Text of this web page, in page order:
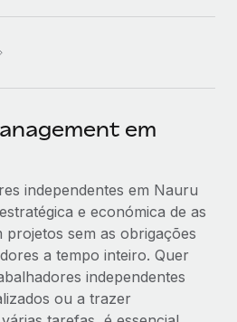
em
independentes em Nauru
e económica de as
sem as obrigações
a tempo inteiro. Quer
independentes
ou a trazer